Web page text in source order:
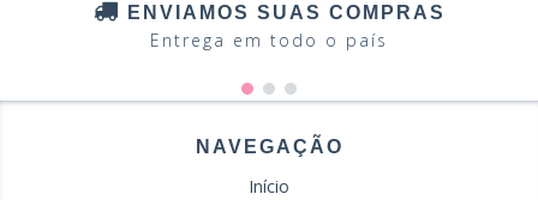
ENVIAMOS SUAS COMPRAS
Entrega em todo o país
NAVEGAÇÃO
Início